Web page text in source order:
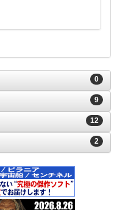
0
9
12
2